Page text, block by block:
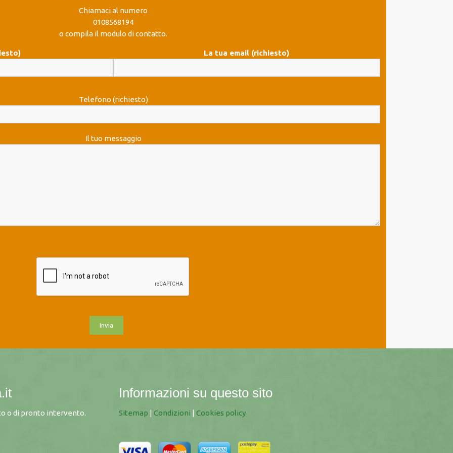
Chiamaci al numero
0108568194
o compila il modulo di contatto.
La tua email (richiesto)
Telefono (richiesto)
Il tuo messaggio
o di pronto intervento.
Informazioni su questo sito
Sitemap | Condizioni | Cookies policy